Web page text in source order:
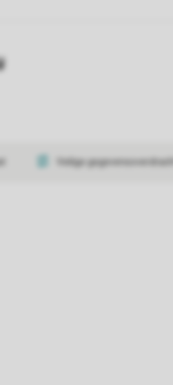
Veilige gegevensoverdracht